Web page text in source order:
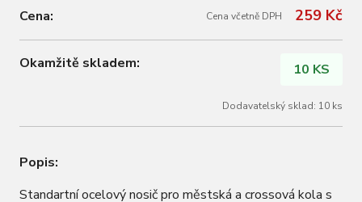
Cena: Cena včetně DPH 259 Kč
Okamžitě skladem: 10 KS
Dodavatelský sklad: 10 ks
Popis:
Standartní ocelový nosič pro městská a crossová kola s